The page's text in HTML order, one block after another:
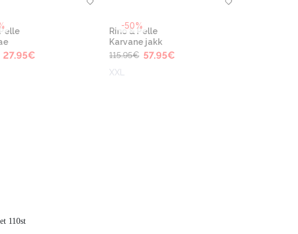
27.95€
-50%
Rino & Pelle
Karvane jakk
115.95€ 57.95€
XXL
110st